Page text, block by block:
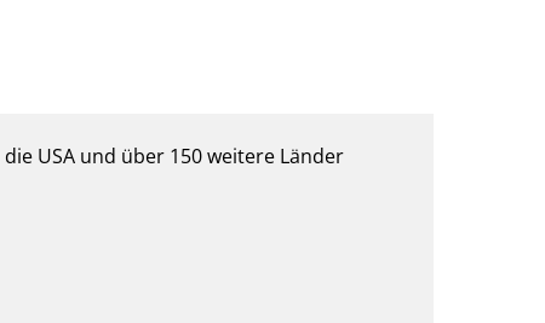
USA und über 150 weitere Länder